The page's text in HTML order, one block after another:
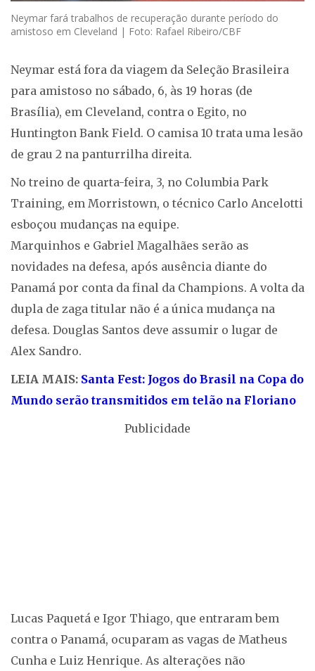
Neymar fará trabalhos de recuperação durante período do
amistoso em Cleveland | Foto: Rafael Ribeiro/CBF
Neymar está fora da viagem da Seleção Brasileira
para amistoso no sábado, 6, às 19 horas (de
Brasília), em Cleveland, contra o Egito, no
Huntington Bank Field. O camisa 10 trata uma lesão
de grau 2 na panturrilha direita.
No treino de quarta-feira, 3, no Columbia Park
Training, em Morristown, o técnico Carlo Ancelotti
esboçou mudanças na equipe.
Marquinhos e Gabriel Magalhães serão as
novidades na defesa, após ausência diante do
Panamá por conta da final da Champions. A volta da
dupla de zaga titular não é a única mudança na
defesa. Douglas Santos deve assumir o lugar de
Alex Sandro.
LEIA MAIS: Santa Fest: Jogos do Brasil na Copa do
Mundo serão transmitidos em telão na Floriano
Publicidade
Lucas Paquetá e Igor Thiago, que entraram bem
contra o Panamá, ocuparam as vagas de Matheus
Cunha e Luiz Henrique. As alterações não